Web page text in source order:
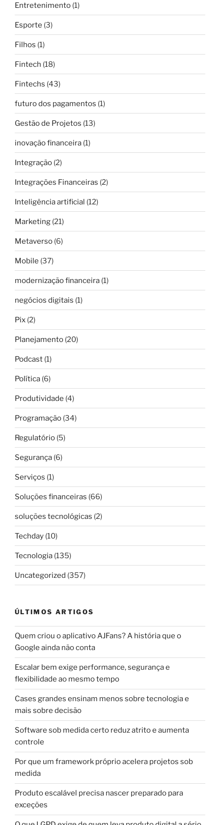
Entretenimento (1)
Esporte (3)
Filhos (1)
Fintech (18)
Fintechs (43)
futuro dos pagamentos (1)
Gestão de Projetos (13)
inovação financeira (1)
Integração (2)
Integrações Financeiras (2)
Inteligência artificial (12)
Marketing (21)
Metaverso (6)
Mobile (37)
modernização financeira (1)
negócios digitais (1)
Pix (2)
Planejamento (20)
Podcast (1)
Política (6)
Produtividade (4)
Programação (34)
Regulatório (5)
Segurança (6)
Serviços (1)
Soluções financeiras (66)
soluções tecnológicas (2)
Techday (10)
Tecnologia (135)
Uncategorized (357)
ÚLTIMOS ARTIGOS
Quem criou o aplicativo AJFans? A história que o
Google ainda não conta
Escalar bem exige performance, segurança e
flexibilidade ao mesmo tempo
Cases grandes ensinam menos sobre tecnologia e
mais sobre decisão
Software sob medida certo reduz atrito e aumenta
controle
Por que um framework próprio acelera projetos sob
medida
Produto escalável precisa nascer preparado para
exceções